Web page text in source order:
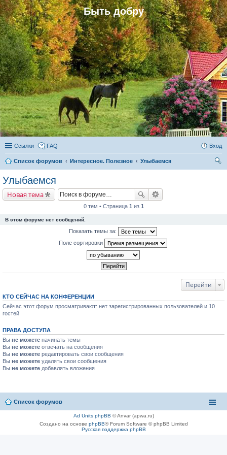
Быть добру
Ссылки FAQ Вход
Список форумов Интересное. Полезное
Улыбаемся
Улыбаемся
Новая тема
0 тем • Страница 1 из 1
В этом форуме нет сообщений.
Показать темы за:
Поле сортировки
Перейти
КТО СЕЙЧАС НА КОНФЕРЕНЦИИ
Сейчас этот форум просматривают: нет зарегистрированных пользователей и 10
гостей
ПРАВА ДОСТУПА
Вы не можете начинать темы
Вы не можете отвечать на сообщения
Вы не можете редактировать свои сообщения
Вы не можете удалять свои сообщения
Вы не можете добавлять вложения
Список форумов
Ad Units phpBB © Anvar (apwa.ru)
Создано на основе phpBB® Forum Software © phpBB Limited
Русская поддержка phpBB